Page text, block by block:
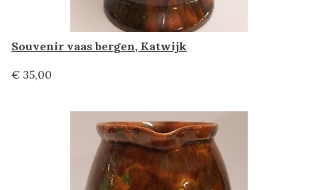
Souvenir vaas bergen, Katwijk
€ 35,00